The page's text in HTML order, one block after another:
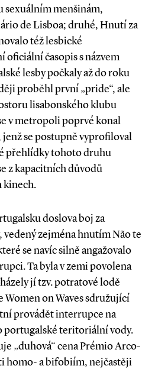
sexuálním menšinám,
de Lisboa; druhé, Hnutí za
též lesbické
oficiální časopis s názvem
lesby počkaly až do roku
proběhl první „pride“, ale
lisabonského klubu
v metropoli poprvé konal
se postupně vyprofiloval
přehlídky tohoto druhu
z kapacitních důvodů
kinech.
doslova boj za
zejména hnutím Não te
se navíc silně angažovalo
Ta byla v zemi povolena
jí tzv. potratové lodě
Women on Waves sdružující
provádět interrupce na
teritoriální vody.
„duhová“ cena Prémio Arco­-
homo­- a bifobiím, nejčastěji